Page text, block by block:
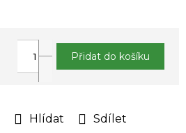
Hlídat Sdílet
Přidat do košíku